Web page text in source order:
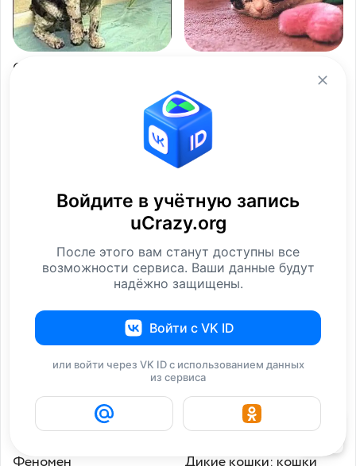
Скарлетт - кошка
героиня!..
Животные
10 распространённых
Правда ли, что кошки
видят в темноте,
Войдите в учётную запись
uCrazy.org
После этого вам станут доступны все
возможности сервиса. Ваши данные будут
надёжно защищены.
Войти с VK ID
или войти через VK ID с использованием данных
из сервиса